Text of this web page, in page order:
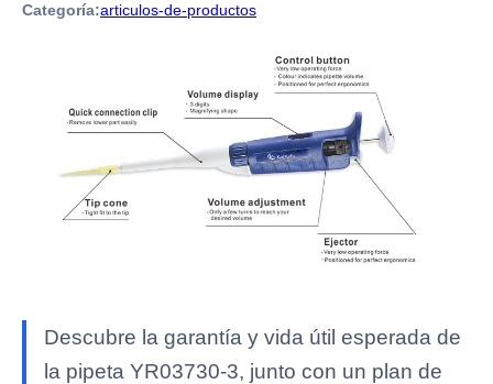
Categoría:articulos-de-productos
Descubre la garantía y vida útil esperada de
la pipeta YR03730-3, junto con un plan de